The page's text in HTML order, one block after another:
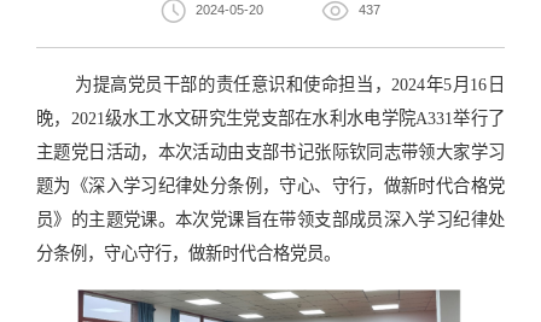
2024-05-20 437
为提高党员干部的责任意识和使命担当， 2024年5月16 日
晚， 2021级水工水文研究生党支部在水利水电学院A331举行了
主题党日活动，本次活动由支部书记张际钦同志带领大家学习
题为《深入学习纪律处分条例，守心、守行，做新时代合格党
员》的主题党课。本次党课旨在带领支部成员深入学习纪律处
分条例，守心守行，做新时代合格党员。